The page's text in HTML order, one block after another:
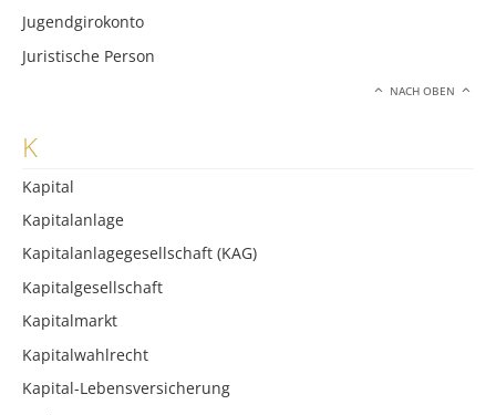
Jugendgirokonto
Juristische Person
NACH OBEN
K
Kapital
Kapitalanlage
Kapitalanlagegesellschaft (KAG)
Kapitalgesellschaft
Kapitalmarkt
Kapitalwahlrecht
Kapital-Lebensversicherung